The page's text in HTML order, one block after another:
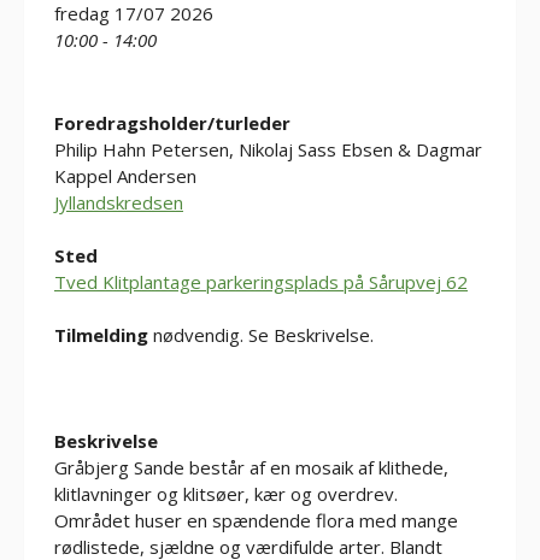
fredag 17/07 2026
10:00 - 14:00
Foredragsholder/turleder
Philip Hahn Petersen, Nikolaj Sass Ebsen & Dagmar
Kappel Andersen
Jyllandskredsen
Sted
Tved Klitplantage parkeringsplads på Sårupvej 62
Tilmelding nødvendig. Se Beskrivelse.
Beskrivelse
Gråbjerg Sande består af en mosaik af klithede,
klitlavninger og klitsøer, kær og overdrev.
Området huser en spændende flora med mange
rødlistede, sjældne og værdifulde arter. Blandt